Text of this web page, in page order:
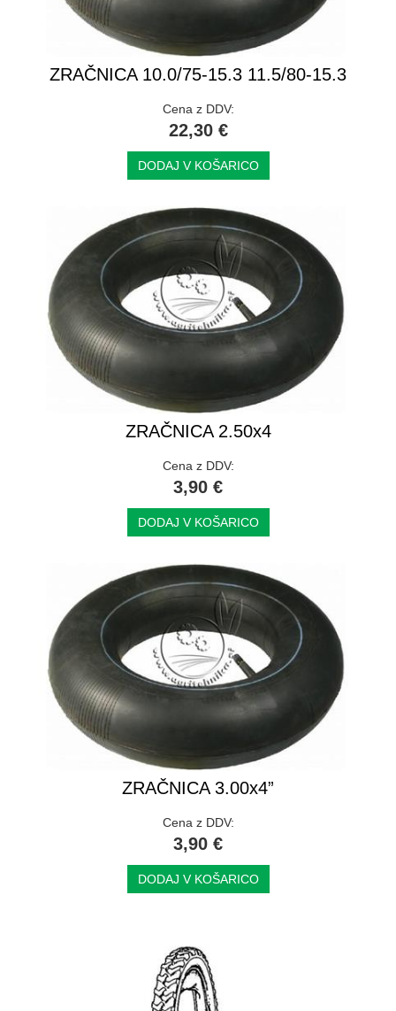
ZRAČNICA 10.0/75-15.3 11.5/80-15.3
Cena z DDV:
22,30 €
DODAJ V KOŠARICO
ZRAČNICA 2.50x4
Cena z DDV:
3,90 €
DODAJ V KOŠARICO
ZRAČNICA 3.00x4”
Cena z DDV:
3,90 €
DODAJ V KOŠARICO